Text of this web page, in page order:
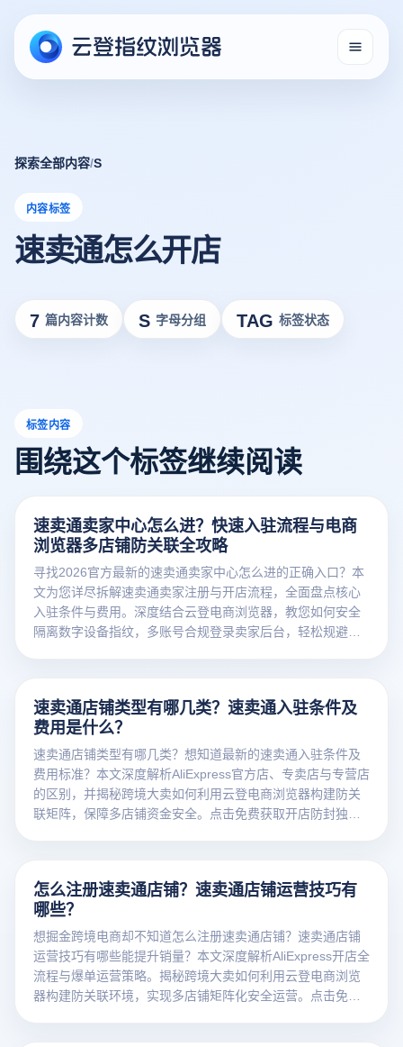
探索全部内容/S
内容标签
速卖通怎么开店
7 篇内容计数 S 字母分组 TAG 标签状态
标签内容
围绕这个标签继续阅读
速卖通卖家中心怎么进？快速入驻流程与电商
浏览器多店铺防关联全攻略
寻找2026官方最新的速卖通卖家中心怎么进的正确入口？本
文为您详尽拆解速卖通卖家注册与开店流程，全面盘点核心
入驻条件与费用。深度结合云登电商浏览器，教您如何安全
隔离数字设备指纹，多账号合规登录卖家后台，轻松规避防
速卖通店铺类型有哪几类？速卖通入驻条件及
费用是什么？
速卖通店铺类型有哪几类？想知道最新的速卖通入驻条件及
费用标准？本文深度解析AliExpress官方店、专卖店与专营店
的区别，并揭秘跨境大卖如何利用云登电商浏览器构建防关
联矩阵，保障多店铺资金安全。点击免费获取开店防封独家
怎么注册速卖通店铺？速卖通店铺运营技巧有
哪些？
想掘金跨境电商却不知道怎么注册速卖通店铺？速卖通店铺
运营技巧有哪些能提升销量？本文深度解析AliExpress开店全
流程与爆单运营策略。揭秘跨境大卖如何利用云登电商浏览
器构建防关联环境，实现多店铺矩阵化安全运营。点击免费